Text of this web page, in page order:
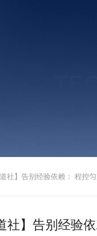
道社】告别经验依赖： 程控
社】告别经验